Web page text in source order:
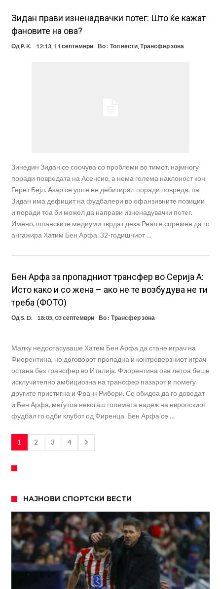
Зидан прави изненадвачки потег: Што ќе кажат
фановите на ова?
Од P. K. 12:13, 11 септември Во : Топ вести,Трансфер зона
Зинедин Зидан се соочува со проблеми во тимот, најмногу
поради повредата на Асенсио, а нема голема наклоност кон
Герет Бејл. Азар се уште не дебитирал поради повреда, па
Зидан има дефицит на фудбалери во офанзивните позиции
и поради тоа би можел да направи изненадувачки потег.
Имено, шпанските медиуми тврдат дека Реал е спремен да го
ангажира Хатим Бен Арфа. 32-годишниот …
Бен Арфа за пропадниот трансфер во Серија А:
Исто како и со жена – ако не те возбудува не ти
треба (ФОТО)
Од S. D. 18:05, 03 септември Во : Трансфер зона
Малку недостасуваше Хатем Бен Арфа да стане играч на
Фиорентина, но договорот пропадна и контроверзниот играч
остана без трансфер во Италија. Фиорентина ова летоа беше
исклучително амбициозна на трансфер пазарот и помеѓу
другите пристигна и Франк Рибери. Се обидоа да го доведат
и Бен Арфа, меѓутоа некогаш големата надеж на европскиот
фудбал го одби клубот од Фиренца. Бен Арфа се …
1 2 3 4
НАЈНОВИ СПОРТСКИ ВЕСТИ